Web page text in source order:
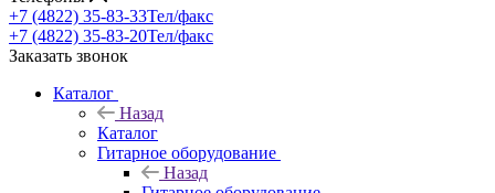
+7 (4822) 35-83-33Тел/факс
+7 (4822) 35-83-20Тел/факс
Заказать звонок
Каталог
Назад
Каталог
Гитарное оборудование
Назад